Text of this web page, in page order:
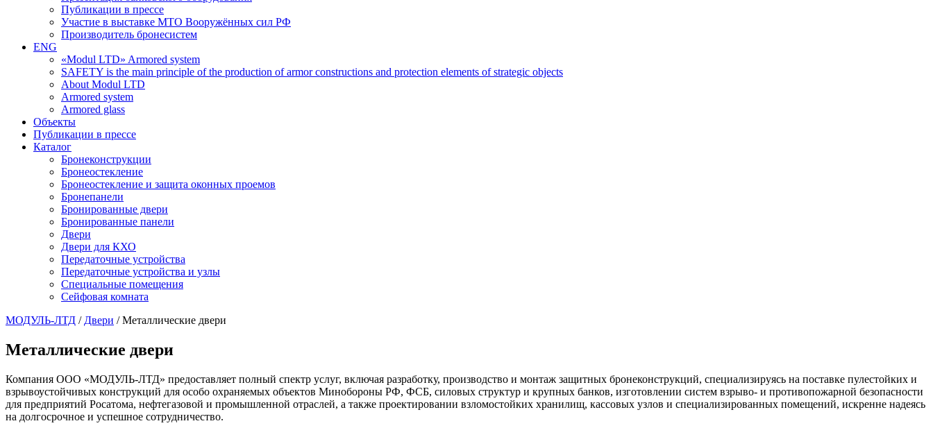
Публикации в прессе
Участие в выставке МТО Вооружённых сил РФ
Производитель бронесистем
ENG
«Modul LTD» Armored system
SAFETY is the main principle of the production of armor constructions and protection elements of strategic objects
About Modul LTD
Armored system
Armored glass
Объекты
Публикации в прессе
Каталог
Бронеконструкции
Бронеостекление
Бронеостекление и защита оконных проемов
Бронепанели
Бронированные двери
Бронированные панели
Двери
Двери для КХО
Передаточные устройства
Передаточные устройства и узлы
Специальные помещения
Сейфовая комната
МОДУЛЬ-ЛТД / Двери /Металлические двери
Металлические двери
Компания ООО «МОДУЛЬ-ЛТД» предоставляет полный спектр услуг, включая разработку, производство и монтаж защитных бронеконструкций, специализируясь на поставке пулестойких и
взрывоустойчивых конструкций для особо охраняемых объектов Минобороны РФ, ФСБ, силовых структур и крупных банков, изготовлении систем взрыво- и противопожарной безопасности
для предприятий Росатома, нефтегазовой и промышленной отраслей, а также проектировании взломостойких хранилищ, кассовых узлов и специализированных помещений, искренне надеясь
на долгосрочное и успешное сотрудничество.